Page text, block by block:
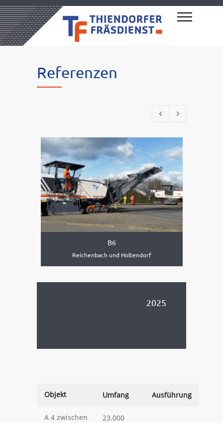
Referenzen
B6
Reichenbach und Holtendorf
2025
Objekt Umfang Ausführung
A 4 zwischen
23.000